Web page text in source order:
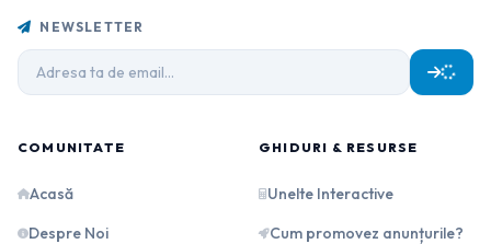
NEWSLETTER
COMUNITATE
Acasă
Despre Noi
GHIDURI & RESURSE
Unelte Interactive
Cum promovez anunțurile?